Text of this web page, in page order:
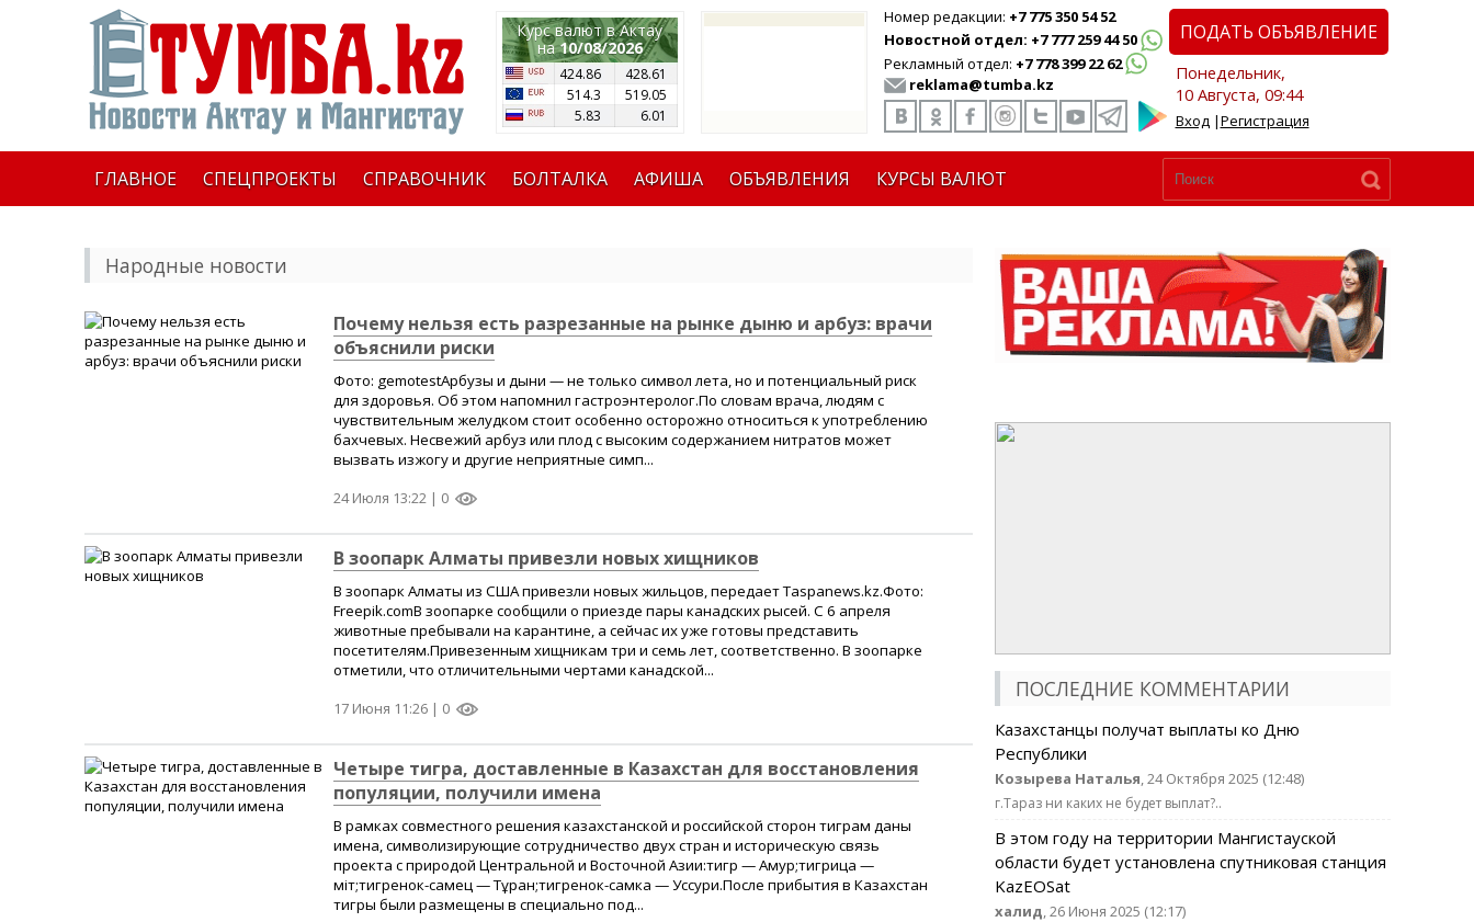
Курс валют в Актау
на10/08/2026
424.86
428.61
514.3
519.05
5.83
6.01
Номер редакции: +7 775 350 54 52
Новостной отдел: +7 777 259 44 50
Рекламный отдел: +7 778 399 22 62
reklama@tumba.kz
ПОДАТЬ ОБЪЯВЛЕНИЕ
Понедельник,
10 Августа, 09:44
Вход|Регистрация
ГЛАВНОЕ СПЕЦПРОЕКТЫ СПРАВОЧНИК БОЛТАЛКА АФИША ОБЪЯВЛЕНИЯ КУРСЫ ВАЛЮТ
Народные новости
Почему нельзя есть разрезанные на рынке дыню и арбуз: врачи
объяснили риски
Фото: gemotestАрбузы и дыни — не только символ лета, но и потенциальный риск
для здоровья. Об этом напомнил гастроэнтеролог.По словам врача, людям с
чувствительным желудком стоит особенно осторожно относиться к употреблению
бахчевых. Несвежий арбуз или плод с высоким содержанием нитратов может
вызвать изжогу и другие неприятные симп...
24 Июля 13:22 | 0
В зоопарк Алматы привезли новых хищников
В зоопарк Алматы из США привезли новых жильцов, передает Taspanews.kz.Фото:
Freepik.comВ зоопарке сообщили о приезде пары канадских рысей. С 6 апреля
животные пребывали на карантине, а сейчас их уже готовы представить
посетителям.Привезенным хищникам три и семь лет, соответственно. В зоопарке
отметили, что отличительными чертами канадской...
17 Июня 11:26 | 0
Четыре тигра, доставленные в Казахстан для восстановления
популяции, получили имена
В рамках совместного решения казахстанской и российской сторон тиграм даны
имена, символизирующие сотрудничество двух стран и историческую связь
проекта с природой Центральной и Восточной Азии:тигр — Амур;тигрица —
Үміт;тигренок-самец — Тұран;тигренок-самка — Уссури.После прибытия в Казахстан
тигры были размещены в специально под...
ПОСЛЕДНИЕ КОММЕНТАРИИ
Казахстанцы получат выплаты ко Дню
Республики
Козырева Наталья, 24 Октября 2025 (12:48)
г.Тараз ни каких не будет выплат?..
В этом году на территории Мангистауской
области будет установлена спутниковая станция
KazEOSat
халид, 26 Июня 2025 (12:17)